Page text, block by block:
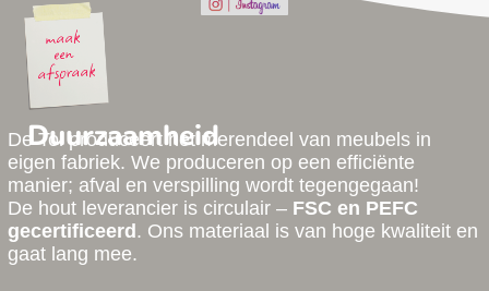
Duurzaamheid
De Tol produceert het merendeel van meubels in
eigen fabriek. We produceren op een efficiënte
manier; afval en verspilling wordt tegengegaan!
De hout leverancier is circulair – FSC en PEFC
gecertificeerd . Ons materiaal is van hoge kwaliteit en
gaat lang mee.